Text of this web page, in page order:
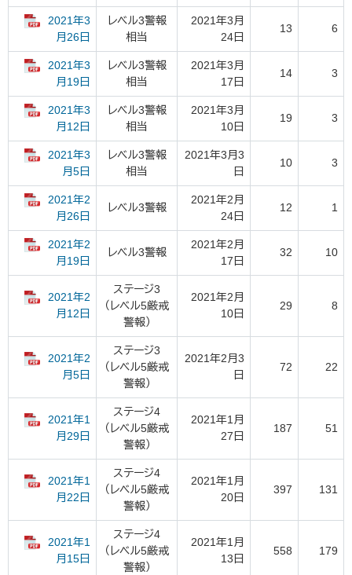
2021年3
月26日
レベル3警報
相当
2021年3月
24日
13 6
2021年3
月19日
レベル3警報
相当
2021年3月
17日
14 3
2021年3
月12日
レベル3警報
相当
2021年3月
10日
19 3
2021年3
月5日
レベル3警報
相当
2021年3月3
日
10 3
2021年2
月26日
レベル3警報
2021年2月
24日
12 1
2021年2
月19日
レベル3警報
2021年2月
17日
32 10
2021年2
月12日
ステージ3
（レベル5厳戒
警報）
2021年2月
10日
29 8
2021年2
月5日
ステージ3
（レベル5厳戒
警報）
2021年2月3
日
72 22
2021年1
月29日
ステージ4
（レベル5厳戒
警報）
2021年1月
27日
187 51
2021年1
月22日
ステージ4
（レベル5厳戒
警報）
2021年1月
20日
397 131
2021年1
月15日
ステージ4
（レベル5厳戒
警報）
2021年1月
13日
558 179